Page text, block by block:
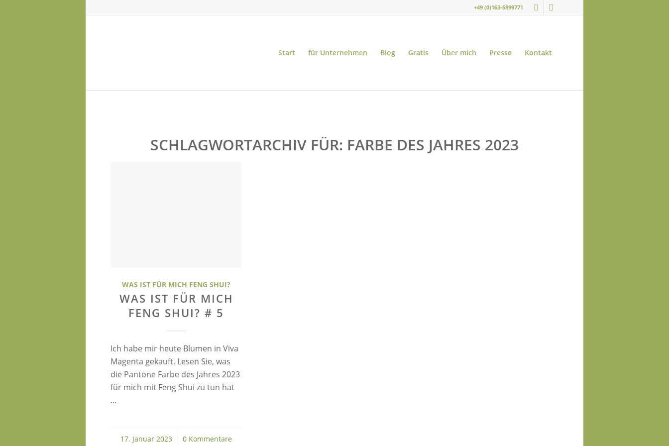
+49 (0)163-5899771
Start für Unternehmen Blog Gratis Über mich Presse Kontakt
SCHLAGWORTARCHIV FÜR: FARBE DES JAHRES 2023
WAS IST FÜR MICH FENG SHUI?
WAS IST FÜR MICH
FENG SHUI? # 5
Ich habe mir heute Blumen in Viva
Magenta gekauft. Lesen Sie, was
die Pantone Farbe des Jahres 2023
für mich mit Feng Shui zu tun hat
...
17. Januar 2023
/ 0 Kommentare